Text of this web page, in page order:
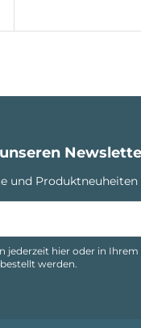
und Produktneuheiten
jederzeit hier oder in
werden.